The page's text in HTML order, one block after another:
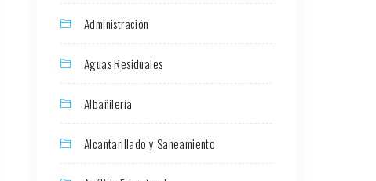
Administración
Aguas Residuales
Albañilería
Alcantarillado y Saneamiento